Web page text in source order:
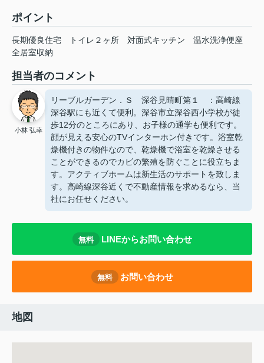
ポイント
長期優良住宅 トイレ２ヶ所 対面式キッチン
温水洗浄便座
全居室収納
担当者のコメント
小林 弘幸
リーブルガーデン．Ｓ 深谷見晴町第１ ：高崎線
深谷駅にも近くて便利。深谷市立深谷西小学校が徒
歩12分のところにあり、お子様の通学も便利です。
顔が見える安心のTVインターホン付きです。浴室乾
燥機付きの物件なので、乾燥機で浴室を乾燥させる
ことができるのでカビの繁殖を防ぐことに役立ちま
す。アクティブホームは新生活のサポートを致しま
す。高崎線深谷近くで不動産情報を求めるなら、当
社にお任せください。
無料 LINEからお問い合わせ
無料 お問い合わせ
地図